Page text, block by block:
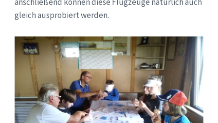
gleich ausprobiert werden.